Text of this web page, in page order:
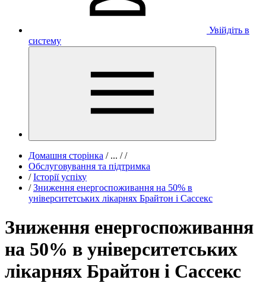
Увійдіть в
систему
Домашня сторінка /... / /
Обслуговування та підтримка
/ Історії успіху
/ Зниження енергоспоживання на 50% в
університетських лікарнях Брайтон і Сассекс
Зниження енергоспоживання
на 50% в університетських
лікарнях Брайтон і Сассекс